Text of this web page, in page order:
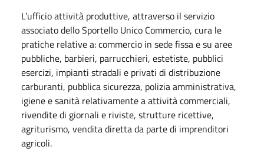
L’ufficio attività produttive, attraverso il servizio
associato dello Sportello Unico Commercio, cura le
pratiche relative a: commercio in sede fissa e su aree
pubbliche, barbieri, parrucchieri, estetiste, pubblici
esercizi, impianti stradali e privati di distribuzione
carburanti, pubblica sicurezza, polizia amministrativa,
igiene e sanità relativamente a attività commerciali,
rivendite di giornali e riviste, strutture ricettive,
agriturismo, vendita diretta da parte di imprenditori
agricoli.